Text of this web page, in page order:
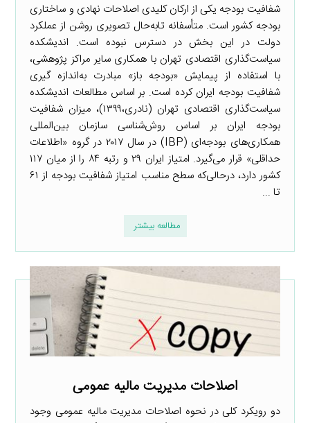
شفافیت بودجه یکی از ارکان کلیدی اصلاحات نهادی و ساختاری
بودجه کشور است. متأسفانه تابه‌حال تصویری روشن از عملکرد
دولت در این بخش در دسترس نبوده است. اندیشکده
سیاست‌گذاری اقتصادی تهران با همکاری سایر مراکز پژوهشی،
با استفاده از پیمایش «بودجه باز» مبادرت به‌اندازه گیری
شفافیت بودجه ایران کرده است. بر اساس مطالعات اندیشکده
سیاست‌گذاری اقتصادی تهران (نادری،۱۳۹۹)، میزان شفافیت
بودجه ایران بر اساس روش‌شناسی سازمان بین‌المللی
همکاری‌های بودجه‌ای (IBP) در سال ۲۰۱۷ در گروه «اطلاعات
حداقلی» قرار می‌گیرد. امتیاز ایران ۲۹ و رتبه ۸۴ را از میان ۱۱۷
کشور دارد، درحالی‌که سطح مناسب امتیاز شفافیت بودجه از ۶۱
تا ...
مطالعه بیشتر
اصلاحات مدیریت مالیه عمومی
دو رویکرد کلی در نحوه اصلاحات مدیریت مالیه عمومی وجود